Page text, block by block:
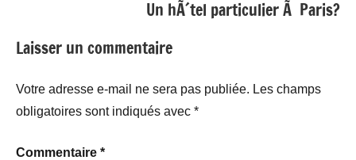
Un hÃ´tel particulier Ã Paris?
Laisser un commentaire
Votre adresse e-mail ne sera pas publiée. Les champs
obligatoires sont indiqués avec *
Commentaire *